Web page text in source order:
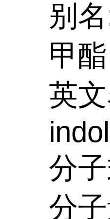
别
甲酯
英
分
分